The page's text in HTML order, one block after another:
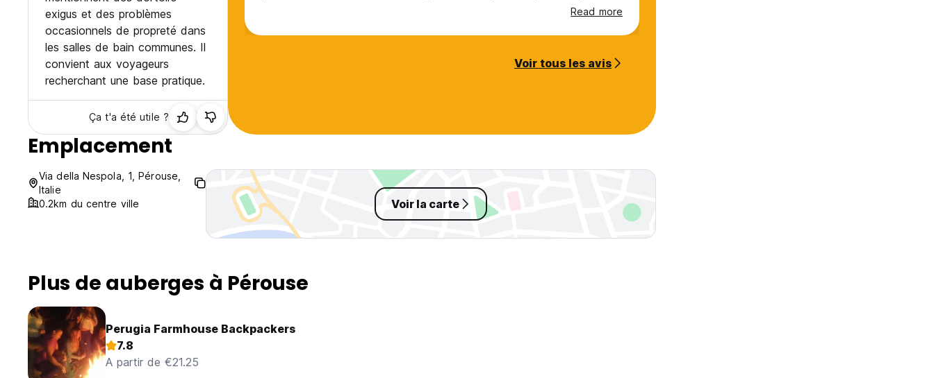
exigus et des problèmes
occasionnels de propreté dans
les salles de bain communes. Il
convient aux voyageurs
recherchant une base pratique.
Ça t'a été utile ?
Read more
Voir tous les avis
Emplacement
Via della Nespola, 1, Pérouse,
Italie
0.2km du centre ville
Voir la carte
Plus de auberges à Pérouse
Perugia Farmhouse Backpackers
7.8
A partir de €21.25